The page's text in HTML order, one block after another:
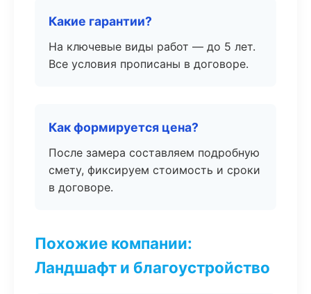
Какие гарантии?
На ключевые виды работ — до 5 лет.
Все условия прописаны в договоре.
Как формируется цена?
После замера составляем подробную
смету, фиксируем стоимость и сроки
в договоре.
Похожие компании:
Ландшафт и благоустройство